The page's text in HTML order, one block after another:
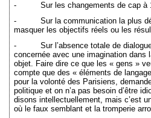
- Sur les changements de cap à
- Sur la communication la plus
masquer les objectifs réels ou les
- Sur l’absence totale de dialogue
concernée avec une imagination dans
objet. Faire dire ce que les « gens »
compte que des « éléments de
pour la volonté des Parisiens,
politique et on n’a pas besoin d’être
disons intellectuellement, mais c’est
où le faux semblant et la tromperie